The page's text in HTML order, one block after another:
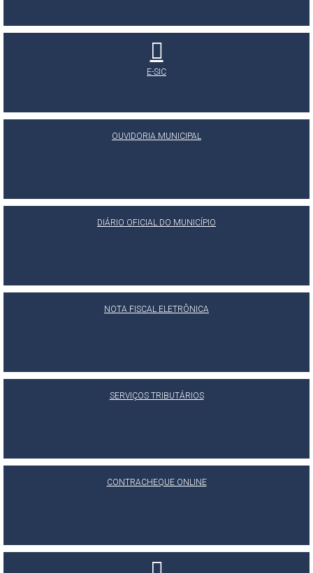
E-SIC
OUVIDORIA MUNICIPAL
DIÁRIO OFICIAL DO MUNICÍPIO
NOTA FISCAL ELETRÔNICA
SERVIÇOS TRIBUTÁRIOS
CONTRACHEQUE ONLINE